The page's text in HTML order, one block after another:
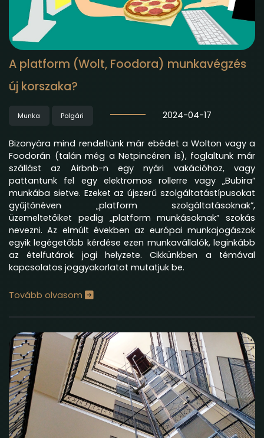
A platform (Wolt, Foodora) munkavégzés
új korszaka?
Munka Polgári 2024-04-17
Bizonyára mind rendeltünk már ebédet a Wolton vagy a
Foodorán (talán még a Netpincéren is), foglaltunk már
szállást az Airbnb-n egy nyári vakációhoz, vagy
pattantunk fel egy elektromos rollerre vagy „Bubira”
munkába sietve. Ezeket az újszerű szolgáltatástípusokat
gyűjtőnéven „platform szolgáltatásoknak”,
üzemeltetőiket pedig „platform munkásoknak” szokás
nevezni. Az elmúlt években az európai munkajogászok
egyik legégetőbb kérdése ezen munkavállalók, leginkább
az ételfutárok jogi helyzete. Cikkünkben a témával
kapcsolatos joggyakorlatot mutatjuk be.
Tovább olvasom